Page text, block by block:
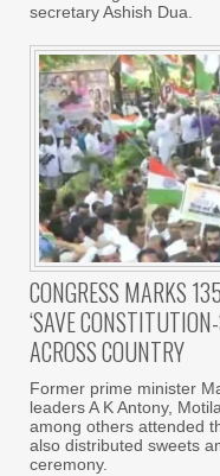
secretary Ashish Dua.
CONGRESS MARKS
‘SAVE
ACROSS COUNTRY
Former prime minister
leaders A K Antony,
among others attended
also distributed sweets
ceremony.